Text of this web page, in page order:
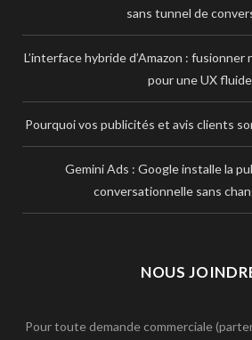
sans tunnel de
L’interface hybride d’Amazon :
pour une UX fluide
Pourquoi vos publicités et avis clients
Gemini Ads : Google installe la
conversationnelle sans
NOUS
Pour toute demande commerciale